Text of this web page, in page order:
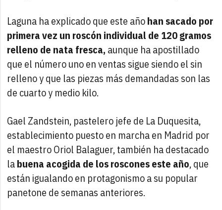
Laguna ha explicado que este añohan sacado por
primera vez un roscón individual de 120 gramos
relleno de nata fresca, aunque ha apostillado
que el número uno en ventas sigue siendo el sin
relleno y que las piezas más demandadas son las
de cuarto y medio kilo.
Gael Zandstein, pastelero jefe de La Duquesita,
establecimiento puesto en marcha en Madrid por
el maestro Oriol Balaguer, también ha destacado
labuena acogida de los roscones este año, que
están igualando en protagonismo a su popular
panetone de semanas anteriores.